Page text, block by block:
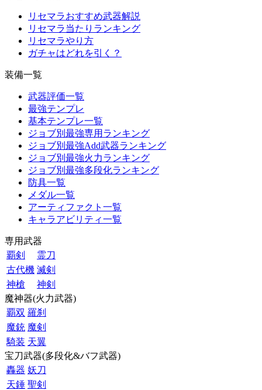
リセマラおすすめ武器解説
リセマラ当たりランキング
リセマラやり方
ガチャはどれを引く？
装備一覧
武器評価一覧
最強テンプレ
基本テンプレ一覧
ジョブ別最強専用ランキング
ジョブ別最強Add武器ランキング
ジョブ別最強火力ランキング
ジョブ別最強多段化ランキング
防具一覧
メダル一覧
アーティファクト一覧
キャラアビリティ一覧
専用武器
覇剣
霊刀
古代機 滅剣
神槍
神剣
魔神器(火力武器)
覇双 羅刹
魔銃 魔剣
騎装 天翼
宝刀武器(多段化&バフ武器)
轟器 妖刀
天錘 聖剣